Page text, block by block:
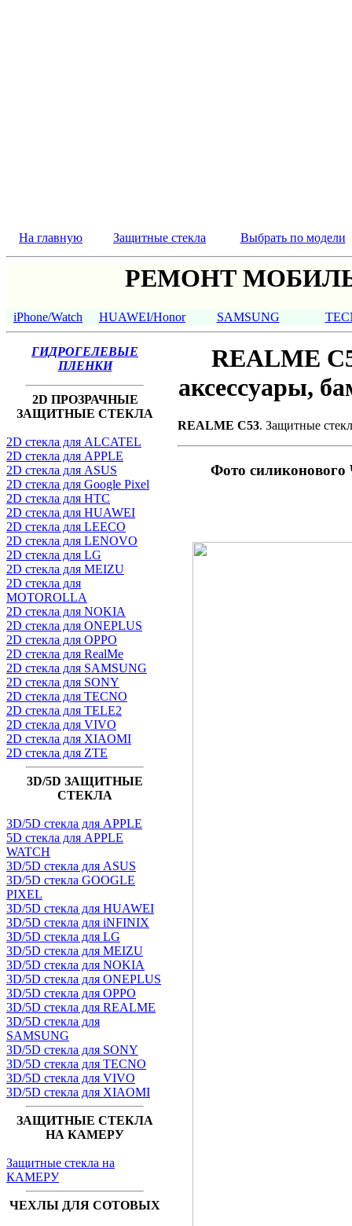
На главную Защитные стекла Выбрать по модели
РЕМОНТ
iPhone/Watch HUAWEI/Honor SAMSUNG
ГИДРОГЕЛЕВЫЕ
ПЛЕНКИ
2D ПРОЗРАЧНЫЕ
ЗАЩИТНЫЕ СТЕКЛА
2D стекла для ALCATEL
2D стекла для APPLE
2D стекла для ASUS
2D стекла для Google Pixel
2D стекла для HTC
2D стекла для HUAWEI
2D стекла для LEECO
2D стекла для LENOVO
2D стекла для LG
2D стекла для MEIZU
2D стекла для
MOTOROLLA
2D стекла для NOKIA
2D стекла для ONEPLUS
2D стекла для OPPO
2D стекла для RealMe
2D стекла для SAMSUNG
2D стекла для SONY
2D стекла для TECNO
2D стекла для TELE2
2D стекла для VIVO
2D стекла для XIAOMI
2D стекла для ZTE
3D/5D ЗАЩИТНЫЕ
СТЕКЛА
3D/5D стекла для APPLE
5D стекла для APPLE
WATCH
3D/5D стекла для ASUS
3D/5D стекла GOOGLE
PIXEL
3D/5D стекла для HUAWEI
3D/5D стекла для iNFINIX
3D/5D стекла для LG
3D/5D стекла для MEIZU
3D/5D стекла для NOKIA
3D/5D стекла для ONEPLUS
3D/5D стекла для OPPO
3D/5D стекла для REALME
3D/5D стекла для
SAMSUNG
3D/5D стекла для SONY
3D/5D стекла для TECNO
3D/5D стекла для VIVO
3D/5D стекла для XIAOMI
ЗАЩИТНЫЕ СТЕКЛА
НА КАМЕРУ
Защитные стекла на
КАМЕРУ
ЧЕХЛЫ ДЛЯ СОТОВЫХ
REALME
аксессуары,
REALME C53. Защитные
Фото